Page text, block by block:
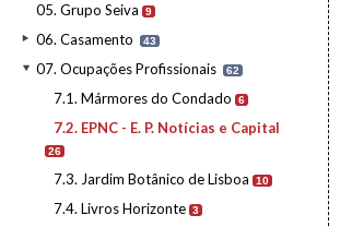
05. Grupo Seiva 9
06. Casamento 43
07. Ocupações Profissionais 62
7.1. Mármores do Condado 6
7.2. EPNC - E. P. Notícias e Capital
26
7.3. Jardim Botânico de Lisboa 10
7.4. Livros Horizonte 3